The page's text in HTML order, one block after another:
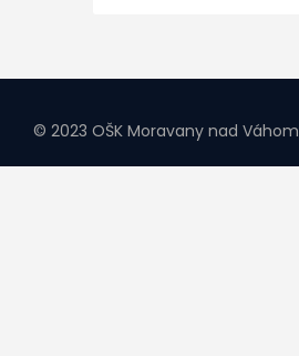
© 2023 OŠK Moravany nad Váhom